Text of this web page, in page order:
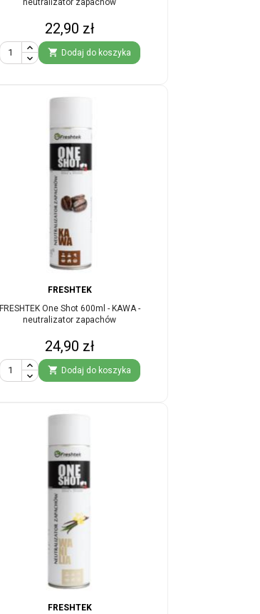
neutralizator zapachów
Cena
22,90 zł
 Dodaj do koszyka
FRESHTEK
FRESHTEK One Shot 600ml - KAWA -
neutralizator zapachów
Cena
24,90 zł
 Dodaj do koszyka
FRESHTEK